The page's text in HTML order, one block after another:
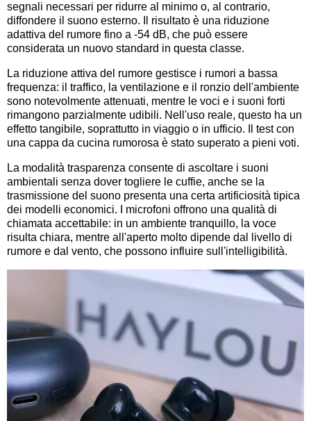
segnali necessari per ridurre al minimo o, al contrario,
diffondere il suono esterno. Il risultato è una riduzione
adattiva del rumore fino a -54 dB, che può essere
considerata un nuovo standard in questa classe.
La riduzione attiva del rumore gestisce i rumori a bassa
frequenza: il traffico, la ventilazione e il ronzio dell'ambiente
sono notevolmente attenuati, mentre le voci e i suoni forti
rimangono parzialmente udibili. Nell'uso reale, questo ha un
effetto tangibile, soprattutto in viaggio o in ufficio. Il test con
una cappa da cucina rumorosa è stato superato a pieni voti.
La modalità trasparenza consente di ascoltare i suoni
ambientali senza dover togliere le cuffie, anche se la
trasmissione del suono presenta una certa artificiosità tipica
dei modelli economici. I microfoni offrono una qualità di
chiamata accettabile: in un ambiente tranquillo, la voce
risulta chiara, mentre all'aperto molto dipende dal livello di
rumore e dal vento, che possono influire sull'intelligibilità.